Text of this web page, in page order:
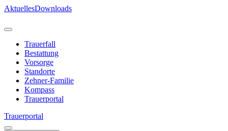
Direkt
Inhalt
AktuellesDownloads
Trauerfall
Bestattung
Vorsorge
Standorte
Zehner-Familie
Kompass
Trauerportal
Trauerportal